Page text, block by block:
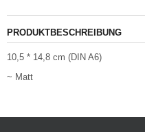
PRODUKTBESCHREIBUNG
10,5 * 14,8 cm (DIN A6)
~ Matt